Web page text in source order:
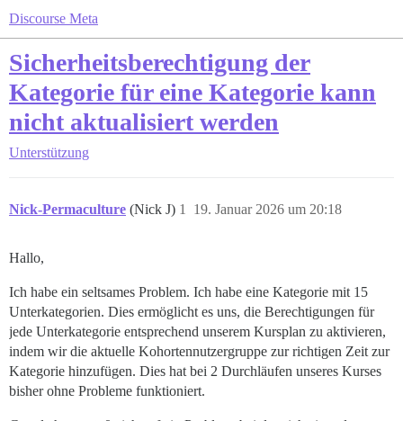
Discourse Meta
Sicherheitsberechtigung der
Kategorie für eine Kategorie kann
nicht aktualisiert werden
Unterstützung
Nick-Permaculture (Nick J) 19. Januar 2026 um 20:18
1
Hallo,
Ich habe ein seltsames Problem. Ich habe eine Kategorie mit 15
Unterkategorien. Dies ermöglicht es uns, die Berechtigungen für
jede Unterkategorie entsprechend unserem Kursplan zu aktivieren,
indem wir die aktuelle Kohortennutzergruppe zur richtigen Zeit zur
Kategorie hinzufügen. Dies hat bei 2 Durchläufen unseres Kurses
bisher ohne Probleme funktioniert.